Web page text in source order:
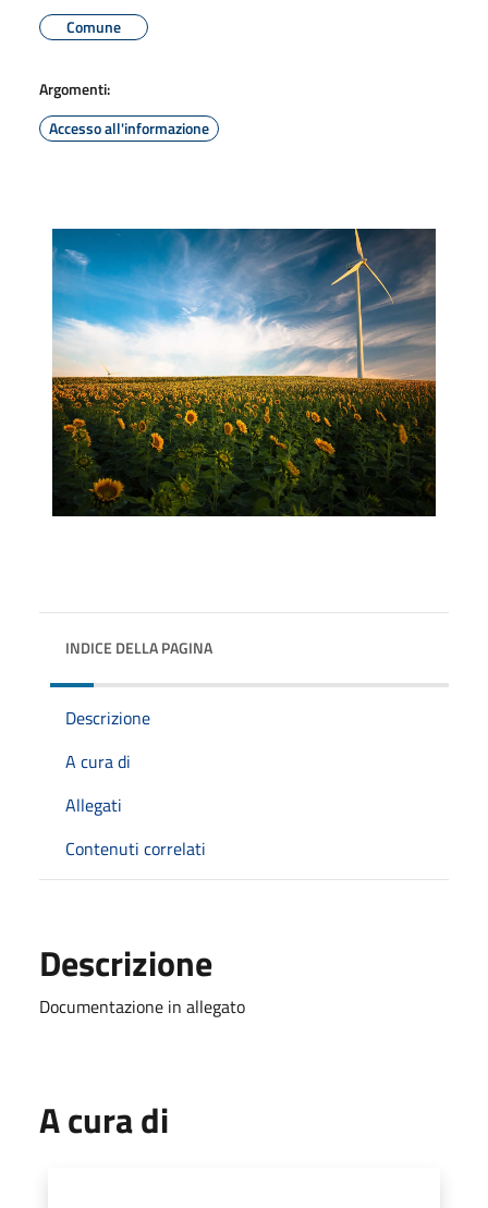
Comune
Argomenti:
Accesso all'informazione
INDICE DELLA PAGINA
Descrizione
A cura di
Allegati
Contenuti correlati
Descrizione
Documentazione in allegato
A cura di